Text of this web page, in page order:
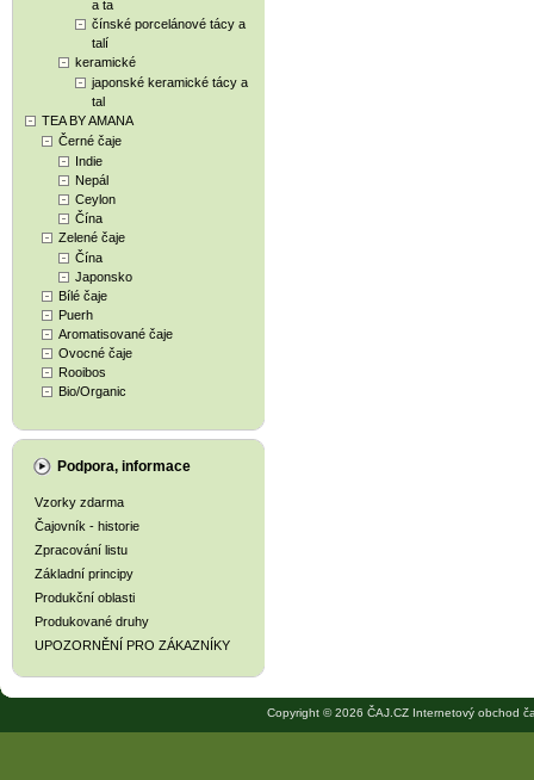
a ta
čínské porcelánové tácy a
talí
keramické
japonské keramické tácy a
tal
TEA BY AMANA
Černé čaje
Indie
Nepál
Ceylon
Čína
Zelené čaje
Čína
Japonsko
Bílé čaje
Puerh
Aromatisované čaje
Ovocné čaje
Rooibos
Bio/Organic
Podpora, informace
Vzorky zdarma
Čajovník - historie
Zpracování listu
Základní principy
Produkční oblasti
Produkované druhy
UPOZORNĚNÍ PRO ZÁKAZNÍKY
Copyright © 2026 ČAJ.CZ Internetový obchod